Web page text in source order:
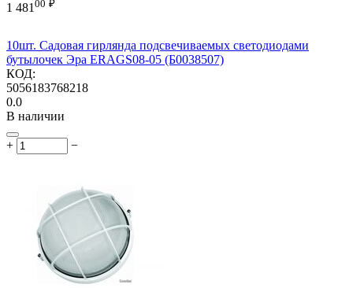
1 481 00 ₽
10шт. Садовая гирлянда подсвечиваемых светодиодами
бутылочек Эра ERAGS08-05 (Б0038507)
КОД:
5056183768218
0.0
В наличии
+ −